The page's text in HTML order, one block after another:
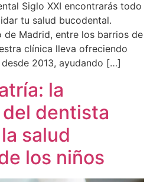
Siglo XXI encontrarás todo
tu salud bucodental.
de Madrid, entre los barrios de
clínica lleva ofreciendo
2013, ayudando […]
la
dentista
salud
los niños